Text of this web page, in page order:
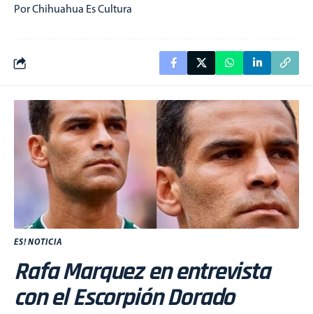
Por Chihuahua Es Cultura
ES! NOTICIA
Rafa Marquez en entrevista
con el Escorpión Dorado